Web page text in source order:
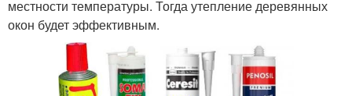
местности температуры. Тогда утепление деревянных
окон будет эффективным.